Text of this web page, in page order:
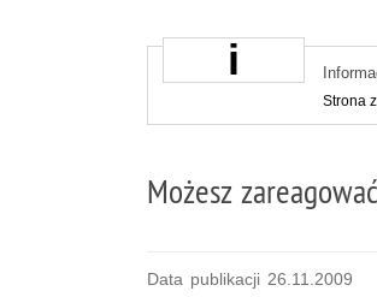
Strona
Możesz
Data publikacji 26.11.2009